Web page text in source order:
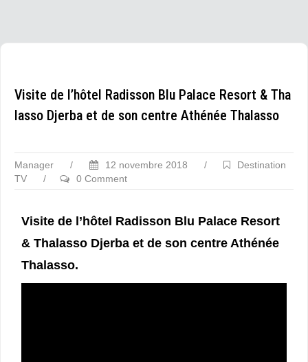
Visite de l’hôtel Radisson Blu Palace Resort & Tha
lasso Djerba et de son centre Athénée Thalasso
Manager / 12 novembre 2018 /
Destination
TV
/ 0 Comment
Visite de l’hôtel Radisson Blu Palace Resort
& Thalasso Djerba et de son centre Athénée
Thalasso.